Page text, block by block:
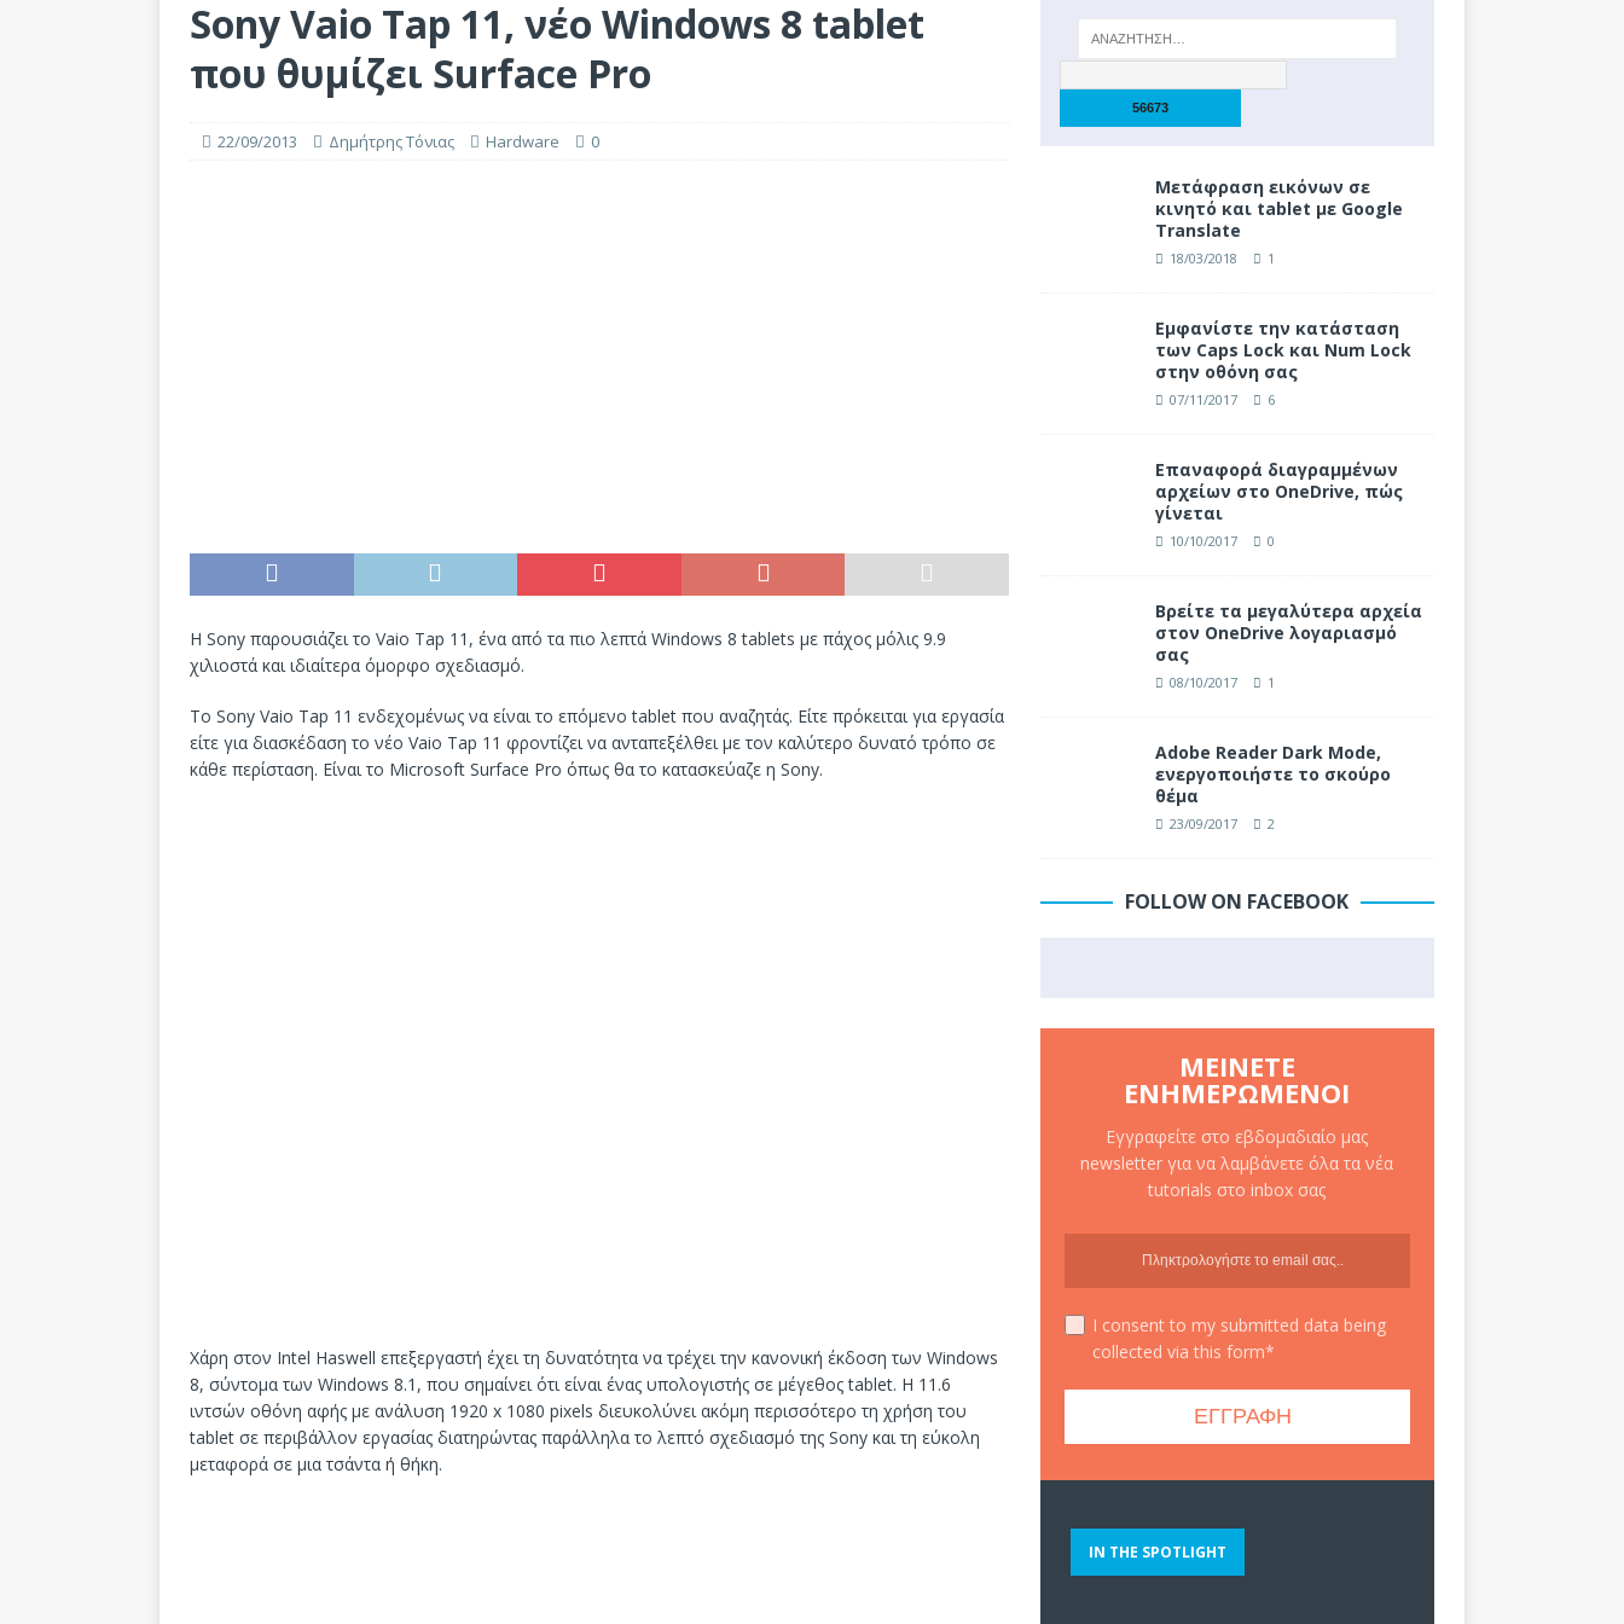
Sony Vaio Tap 11, νέο Windows 8 tablet
που θυμίζει Surface Pro
22/09/2013 Δημήτρης Τόνιας Hardware 0
H Sony παρουσιάζει το Vaio Tap 11, ένα από τα πιο λεπτά Windows 8 tablets με πάχος μόλις 9.9
χιλιοστά και ιδιαίτερα όμορφο σχεδιασμό.
Το Sony Vaio Tap 11 ενδεχομένως να είναι το επόμενο tablet που αναζητάς. Είτε πρόκειται για εργασία
είτε για διασκέδαση το νέο Vaio Tap 11 φροντίζει να ανταπεξέλθει με τον καλύτερο δυνατό τρόπο σε
κάθε περίσταση. Είναι το Microsoft Surface Pro όπως θα το κατασκεύαζε η Sony.
Χάρη στον Intel Haswell επεξεργαστή έχει τη δυνατότητα να τρέχει την κανονική έκδοση των Windows
8, σύντομα των Windows 8.1, που σημαίνει ότι είναι ένας υπολογιστής σε μέγεθος tablet. Η 11.6
ιντσών οθόνη αφής με ανάλυση 1920 x 1080 pixels διευκολύνει ακόμη περισσότερο τη χρήση του
tablet σε περιβάλλον εργασίας διατηρώντας παράλληλα το λεπτό σχεδιασμό της Sony και τη εύκολη
μεταφορά σε μια τσάντα ή θήκη.
Μετάφραση εικόνων σε
κινητό και tablet με Google
Translate
18/03/2018 1
Eμφανίστε την κατάσταση
των Caps Lock και Num Lock
στην οθόνη σας
07/11/2017 6
Επαναφορά διαγραμμένων
αρχείων στο OneDrive, πώς
γίνεται
10/10/2017 0
Βρείτε τα μεγαλύτερα αρχεία
στον OneDrive λογαριασμό
σας
08/10/2017 1
Adobe Reader Dark Mode,
ενεργοποιήστε το σκούρο
θέμα
23/09/2017 2
FOLLOW ON FACEBOOK
ΜΕΊΝΕΤΕ
ΕΝΗΜΕΡΩΜΈΝΟΙ
Εγγραφείτε στο εβδομαδιαίο μας
newsletter για να λαμβάνετε όλα τα νέα
tutorials στο inbox σας
I consent to my submitted data being
collected via this form*
IN THE SPOTLIGHT